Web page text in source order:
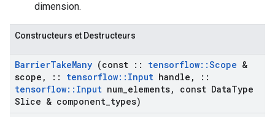
dimension.
Constructeurs et Destructeurs
BarrierTakeMany (const :: tensorflow::Scope &
scope , :: tensorflow:: Input handle ,
::
tensorflow:: Input num elements, const DataType
Slice & component types)